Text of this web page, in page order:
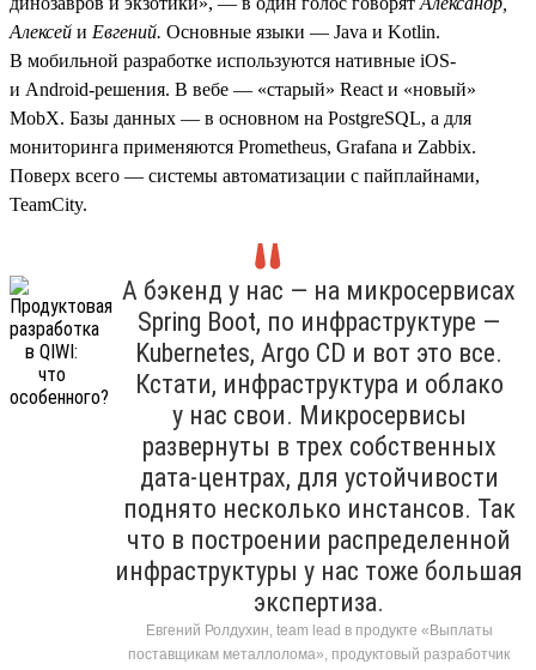
Алексей и Евгений. Основные языки — Java и Kotlin.
В мобильной разработке используются нативные iOS-
и Android-решения. В вебе — «старый» React и «новый»
MobX. Базы данных — в основном на PostgreSQL, а для
мониторинга применяются Prometheus, Grafana и Zabbix.
Поверх всего — системы автоматизации с пайплайнами,
TeamCity.
А бэкенд у нас — на микросервисах
Spring Boot, по инфраструктуре —
Kubernetes, Argo CD и вот это все.
Кстати, инфраструктура и облако
у нас свои. Микросервисы
развернуты в трех собственных
дата-центрах, для устойчивости
поднято несколько инстансов. Так
что в построении распределенной
инфраструктуры у нас тоже большая
экспертиза.
Евгений Ролдухин, team lead в продукте «Выплаты
поставщикам металлолома», продуктовый разработчик